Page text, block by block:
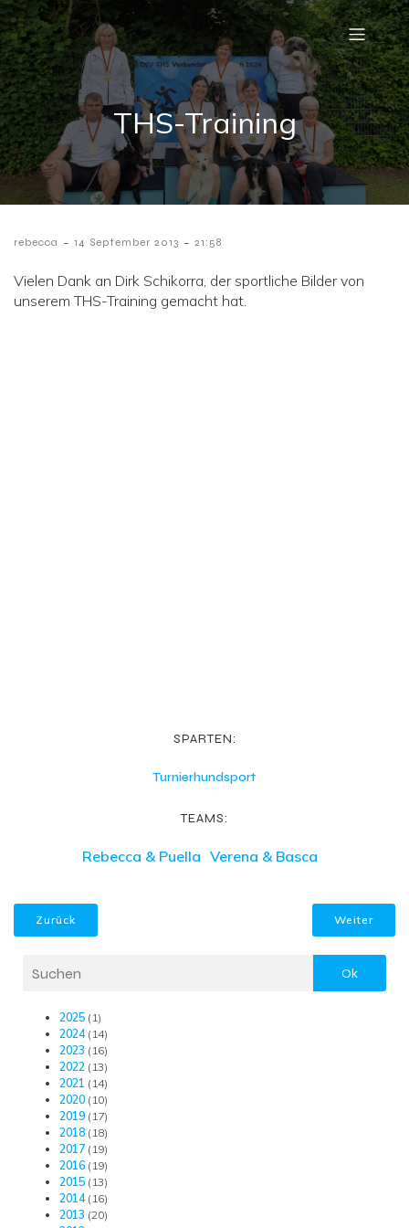
THS-Training
rebecca - 14 September 2013 - 21:58
Vielen Dank an Dirk Schikorra, der sportliche Bilder von
unserem THS-Training gemacht hat.
SPARTEN:
Turnierhundsport
TEAMS:
Rebecca & Puella Verena & Basca
Zurück Weiter
Ok
2025 (1)
2024(14)
2023 (16)
2022 (13)
2021 (14)
2020 (10)
2019 (17)
2018 (18)
2017 (19)
2016 (19)
2015 (13)
2014(16)
2013 (20)